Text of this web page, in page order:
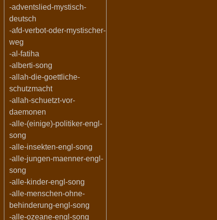
-adventslied-mystisch-
deutsch
-afd-verbot-oder-mystischer-
weg
-al-fatiha
-alberti-song
-allah-die-goettliche-
schutzmacht
-allah-schuetzt-vor-
daemonen
-alle-(einige)-politiker-engl-
song
-alle-insekten-engl-song
-alle-jungen-maenner-engl-
song
-alle-kinder-engl-song
-alle-menschen-ohne-
behinderung-engl-song
-alle-ozeane-engl-song